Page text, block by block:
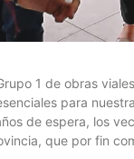
1 de obras
para
de espera, los
que por fin